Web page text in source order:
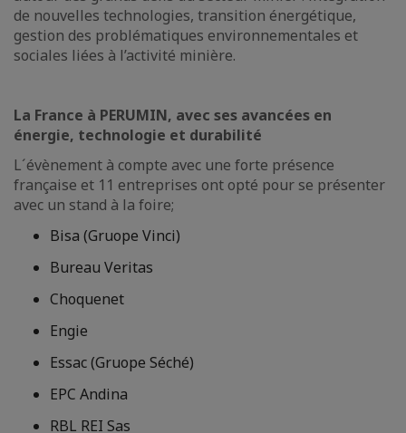
de nouvelles technologies, transition énergétique,
gestion des problématiques environnementales et
sociales liées à l’activité minière.
La France à PERUMIN, avec ses avancées en
énergie, technologie et durabilité
L´évènement à compte avec une forte présence
française et 11 entreprises ont opté pour se présenter
avec un stand à la foire;
Bisa (Gruope Vinci)
Bureau Veritas
Choquenet
Engie
Essac (Gruope Séché)
EPC Andina
RBL REI Sas